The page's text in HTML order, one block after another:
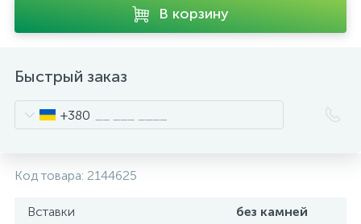
В корзину
Быстрый заказ
+380
Код товара: 2144625
Вставки
без камней